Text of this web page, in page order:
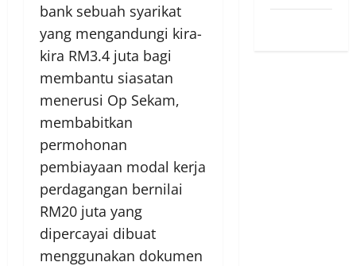
bank sebuah syarikat
yang mengandungi kira-
kira RM3.4 juta bagi
membantu siasatan
menerusi Op Sekam,
membabitkan
permohonan
pembiayaan modal kerja
perdagangan bernilai
RM20 juta yang
dipercayai dibuat
menggunakan dokumen